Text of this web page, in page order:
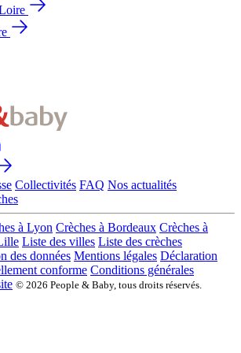
Collectivités FAQ Nos actualités
à Lyon Crèches à Bordeaux Crèches à
Liste des villes Liste des crèches
des données Mentions légales Déclaration
conforme Conditions générales
© 2026 People & Baby, tous droits réservés.